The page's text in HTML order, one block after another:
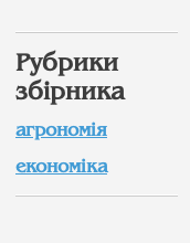
Рубрики
збірника
агрономія
економіка